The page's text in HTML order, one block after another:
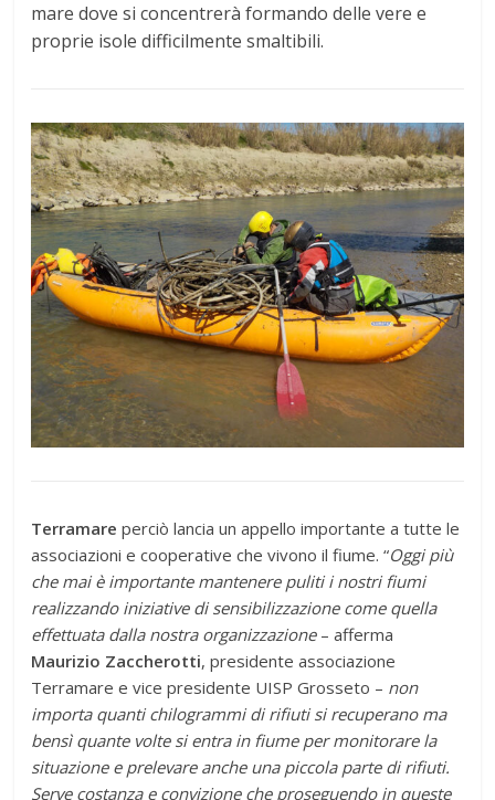
mare dove si concentrerà formando delle vere e
proprie isole difficilmente smaltibili.
Terramare perciò lancia un appello importante a tutte le
associazioni e cooperative che vivono il fiume. “Oggi più
che mai è importante mantenere puliti i nostri fiumi
realizzando iniziative di sensibilizzazione come quella
effettuata dalla nostra organizzazione– afferma
Maurizio Zaccherotti, presidente associazione
Terramare e vice presidente UISP Grosseto – non
importa quanti chilogrammi di rifiuti si recuperano ma
bensì quante volte si entra in fiume per monitorare la
situazione e prelevare anche una piccola parte di rifiuti.
Serve costanza e convizione che proseguendo in queste